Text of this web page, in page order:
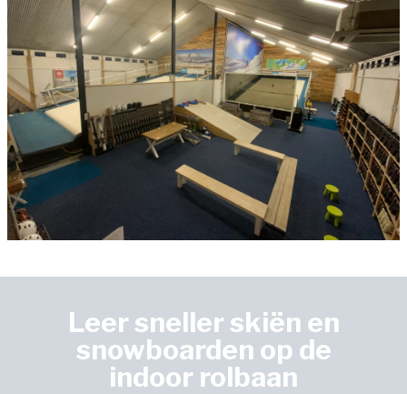
Leer sneller skiën en
snowboarden op de
indoor rolbaan